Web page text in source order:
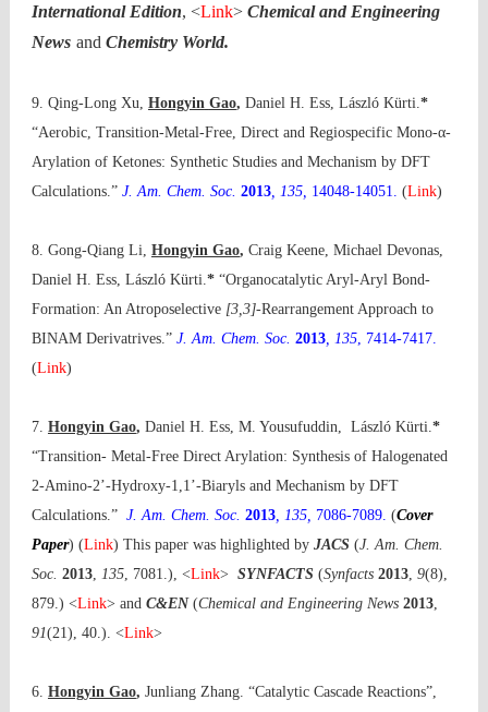
International Edition, <Link> Chemical and Engineering
News and Chemistry World.
9. Qing-Long Xu, Hongyin Gao, Daniel H. Ess, László Kürti.*
“Aerobic, Transition-Metal-Free, Direct and Regiospecific Mono-α-
Arylation of Ketones: Synthetic Studies and Mechanism by DFT
Calculations.” J. Am. Chem. Soc. 2013, 135, 14048-14051. (Link)
8. Gong-Qiang Li, Hongyin Gao, Craig Keene, Michael Devonas,
Daniel H. Ess, László Kürti.* “Organocatalytic Aryl-Aryl Bond-
Formation: An Atroposelective [3,3]-Rearrangement Approach to
BINAM Derivatrives.” J. Am. Chem. Soc. 2013, 135, 7414-7417.
(Link)
7. Hongyin Gao, Daniel H. Ess, M. Yousufuddin, László Kürti.*
“Transition- Metal-Free Direct Arylation: Synthesis of Halogenated
2-Amino-2’-Hydroxy-1,1’-Biaryls and Mechanism by DFT
Calculations.” J. Am. Chem. Soc. 2013, 135, 7086-7089. (Cover
Paper) (Link) This paper was highlighted by JACS (J. Am. Chem.
Soc. 2013, 135, 7081.), <Link> SYNFACTS (Synfacts 2013, 9(8),
879.) <Link> and C&EN(Chemical and Engineering News 2013,
91(21), 40.). <Link>
6. Hongyin Gao, Junliang Zhang. “Catalytic Cascade Reactions”,